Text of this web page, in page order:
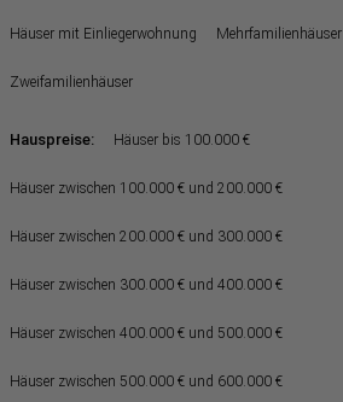
Häuser mit Einliegerwohnung Mehrfamilienhäuser
Zweifamilienhäuser
Hauspreise: Häuser bis 100.000 €
Häuser zwischen 100.000 € und 200.000 €
Häuser zwischen 200.000 € und 300.000 €
Häuser zwischen 300.000 € und 400.000 €
Häuser zwischen 400.000 € und 500.000 €
Häuser zwischen 500.000 € und 600.000 €